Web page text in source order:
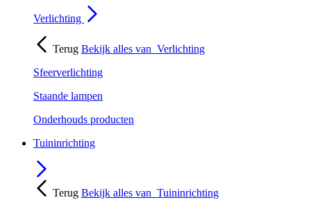
Verlichting
Terug Bekijk alles van Verlichting
Sfeerverlichting
Staande lampen
Onderhouds producten
Tuininrichting
Terug Bekijk alles van Tuininrichting